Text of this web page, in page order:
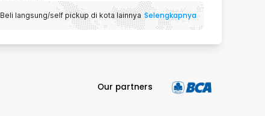
Beli langsung/self pickup di kota lainnya Selengkapnya
Our partners